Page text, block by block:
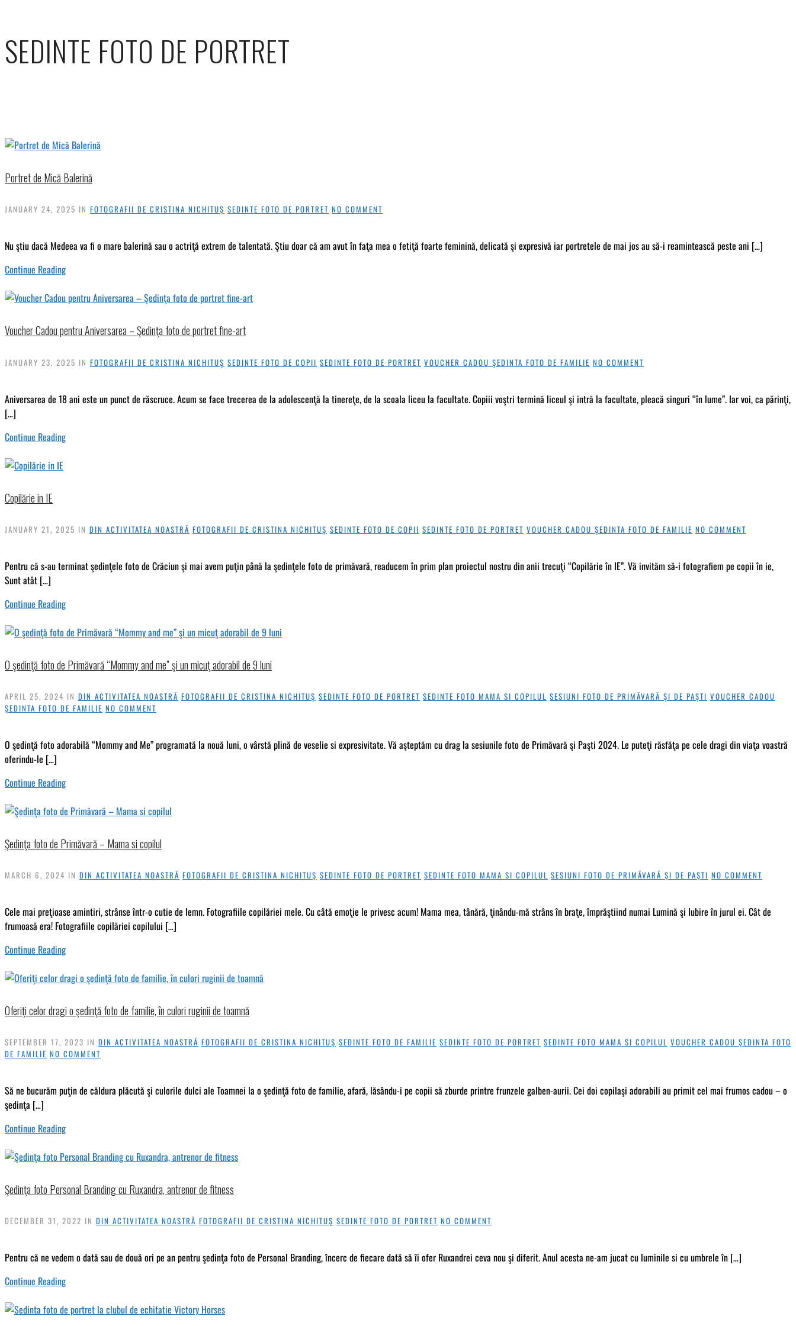
SEDINTE FOTO DE PORTRET
Portret de Mică Balerină
JANUARY 24, 2025 IN FOTOGRAFII DE CRISTINA NICHITUŞ SEDINTE FOTO DE PORTRET NO COMMENT
Nu ştiu dacă Medeea va fi o mare balerină sau o actriţă extrem de talentată. Ştiu doar că am avut în faţa mea o fetiţă foarte feminină, delicată şi expresivă iar portretele de mai jos au să-i reamintească peste ani […]
Continue Reading
Voucher Cadou pentru Aniversarea – Şedinţa foto de portret fine-art
JANUARY 23, 2025 IN FOTOGRAFII DE CRISTINA NICHITUŞ SEDINTE FOTO DE COPII SEDINTE FOTO DE PORTRET VOUCHER CADOU ŞEDINTA FOTO DE FAMILIE NO COMMENT
Aniversarea de 18 ani este un punct de răscruce. Acum se face trecerea de la adolescenţă la tinereţe, de la scoala liceu la facultate. Copiii voştri termină liceul şi intră la facultate, pleacă singuri “în lume”. Iar voi, ca părinţi,
[…]
Continue Reading
Copilărie in IE
JANUARY 21, 2025 IN DIN ACTIVITATEA NOASTRĂ FOTOGRAFII DE CRISTINA NICHITUŞ SEDINTE FOTO DE COPII SEDINTE FOTO DE PORTRET VOUCHER CADOU ŞEDINTA FOTO DE FAMILIE NO COMMENT
Pentru că s-au terminat şedinţele foto de Crăciun şi mai avem puţin până la şedinţele foto de primăvară, readucem în prim plan proiectul nostru din anii trecuţi “Copilărie în IE”. Vă invităm să-i fotografiem pe copii în ie,
Sunt atât […]
Continue Reading
O şedinţă foto de Primăvară “Mommy and me” şi un micuţ adorabil de 9 luni
APRIL 25, 2024 IN DIN ACTIVITATEA NOASTRĂ FOTOGRAFII DE CRISTINA NICHITUŞ SEDINTE FOTO DE PORTRET SEDINTE FOTO MAMA SI COPILUL SESIUNI FOTO DE PRIMĂVARĂ ŞI DE PAŞTI VOUCHER CADOU
ŞEDINTA FOTO DE FAMILIE NO COMMENT
O şedinţă foto adorabilă “Mommy and Me” programată la nouă luni, o vârstă plină de veselie si expresivitate. Vă aşteptăm cu drag la sesiunile foto de Primăvară şi Paşti 2024. Le puteţi răsfăţa pe cele dragi din viaţa voastră
oferindu-le […]
Continue Reading
Şedinţa foto de Primăvară – Mama si copilul
MARCH 6, 2024 IN DIN ACTIVITATEA NOASTRĂ FOTOGRAFII DE CRISTINA NICHITUŞ SEDINTE FOTO DE PORTRET SEDINTE FOTO MAMA SI COPILUL SESIUNI FOTO DE PRIMĂVARĂ ŞI DE PAŞTI NO COMMENT
Cele mai preţioase amintiri, strânse într-o cutie de lemn. Fotografiile copilăriei mele. Cu câtă emoţie le privesc acum! Mama mea, tânără, ţinându-mă strâns în braţe, împrăştiind numai Lumină şi Iubire în jurul ei. Cât de
frumoasă era! Fotografiile copilăriei copilului […]
Continue Reading
Oferiţi celor dragi o şedinţă foto de familie, în culori ruginii de toamnă
SEPTEMBER 17, 2023 IN DIN ACTIVITATEA NOASTRĂ FOTOGRAFII DE CRISTINA NICHITUŞ SEDINTE FOTO DE FAMILIE SEDINTE FOTO DE PORTRET SEDINTE FOTO MAMA SI COPILUL VOUCHER CADOU ŞEDINTA FOTO
DE FAMILIE NO COMMENT
Să ne bucurăm puţin de căldura plăcută şi culorile dulci ale Toamnei la o şedinţă foto de familie, afară, lăsându-i pe copii să zburde printre frunzele galben-aurii. Cei doi copilaşi adorabili au primit cel mai frumos cadou – o
şedinţa […]
Continue Reading
Şedinţa foto Personal Branding cu Ruxandra, antrenor de fitness
DECEMBER 31, 2022 IN DIN ACTIVITATEA NOASTRĂ FOTOGRAFII DE CRISTINA NICHITUŞ SEDINTE FOTO DE PORTRET NO COMMENT
Pentru că ne vedem o dată sau de două ori pe an pentru şedinţa foto de Personal Branding, încerc de fiecare dată să îi ofer Ruxandrei ceva nou şi diferit. Anul acesta ne-am jucat cu luminile si cu umbrele în […]
Continue Reading